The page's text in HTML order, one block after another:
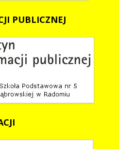
PUBLICZNEJ